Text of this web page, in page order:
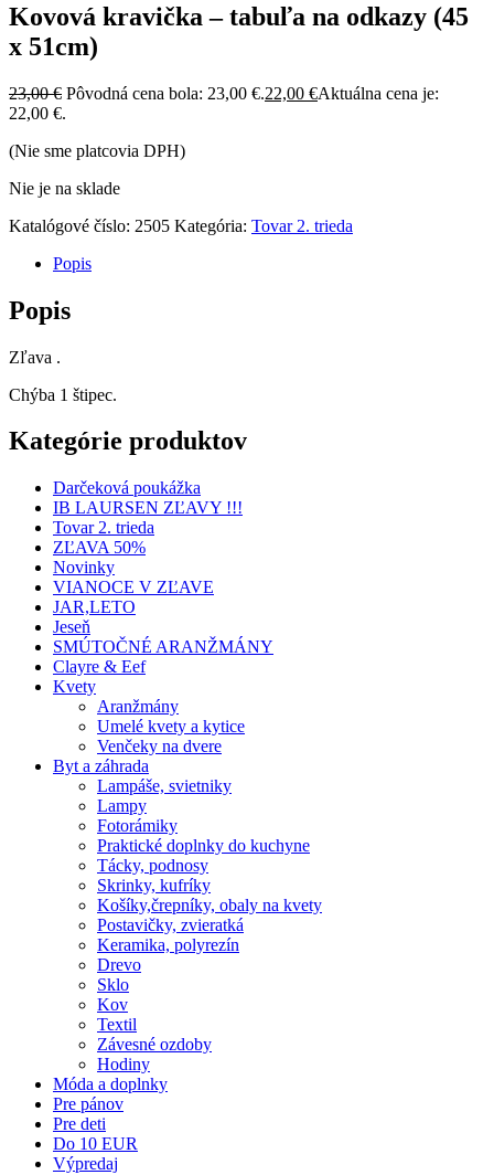
Kovová kravička – tabuľa na odkazy (45
x 51cm)
23,00€ Pôvodná cena bola: 23,00 €.22,00 €Aktuálna cena je:
22,00 €.
(Nie sme platcovia DPH)
Nie je na sklade
Katalógové číslo: 2505 Kategória: Tovar 2. trieda
Popis
Popis
Zľava .
Chýba 1 štipec.
Kategórie produktov
Darčeková poukážka
IB LAURSEN ZĽAVY !!!
Tovar 2. trieda
ZĽAVA 50%
Novinky
VIANOCE V ZĽAVE
JAR,LETO
Jeseň
SMÚTOČNÉ ARANŽMÁNY
Clayre & Eef
Kvety
Aranžmány
Umelé kvety a kytice
Venčeky na dvere
Byt a záhrada
Lampáše, svietniky
Lampy
Fotorámiky
Praktické doplnky do kuchyne
Tácky, podnosy
Skrinky, kufríky
Košíky,črepníky, obaly na kvety
Postavičky, zvieratká
Keramika, polyrezín
Drevo
Sklo
Kov
Textil
Závesné ozdoby
Hodiny
Móda a doplnky
Pre pánov
Pre deti
Do 10 EUR
Výpredaj